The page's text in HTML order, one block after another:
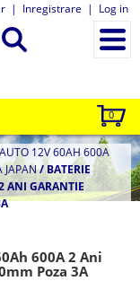
| Inregistrare | Log in
0
12V 60AH 600A
JAPAN/BATERIE
ANI GARANTIE
600A 2 Ani
Poza 3A